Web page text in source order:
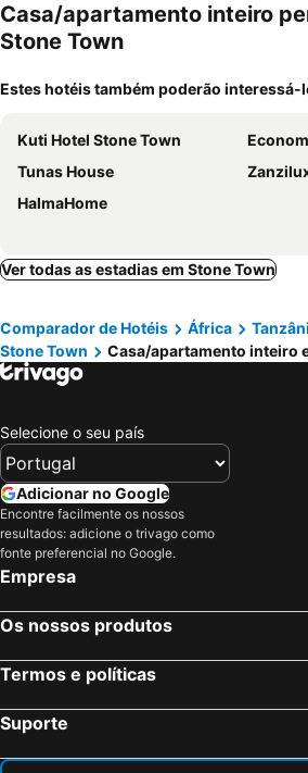
Casa/apartamento inteiro
Stone Town
Estes hotéis também poderão interessá-
Kuti Hotel Stone Town
Economic
Tunas House
HalmaHome
Ver todas as estadias em Stone Town
Comparador de Hotéis África
Stone Town
Casa/apartamento inteiro
Selecione o seu país
Adicionar no Google
Encontre facilmente os nossos
resultados: adicione o trivago como
fonte preferencial no Google.
Empresa
Os nossos produtos
Termos e políticas
Suporte